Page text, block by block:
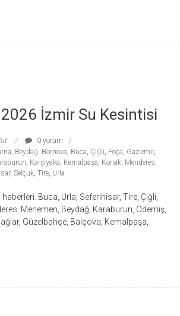
İzmir Su Kesintisi
0 yorum
, Beydağ, Bornova, Buca, Çiğli, Foça, Gaziemir,
, Karşıyaka, Kemalpaşa, Konak, Menderes,
,Selçuk,Tire, Urla
Buca, Urla, Seferihisar, Tire, Çiğli,
Menemen, Beydağ, Karaburun, Ödemiş,
Güzelbahçe, Balçova, Kemalpaşa,